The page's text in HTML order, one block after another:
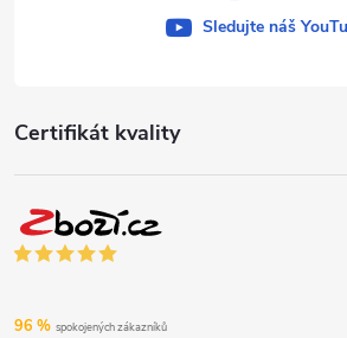
Certifikát kvality
96 % spokojených zákazníků
Sledujte náš